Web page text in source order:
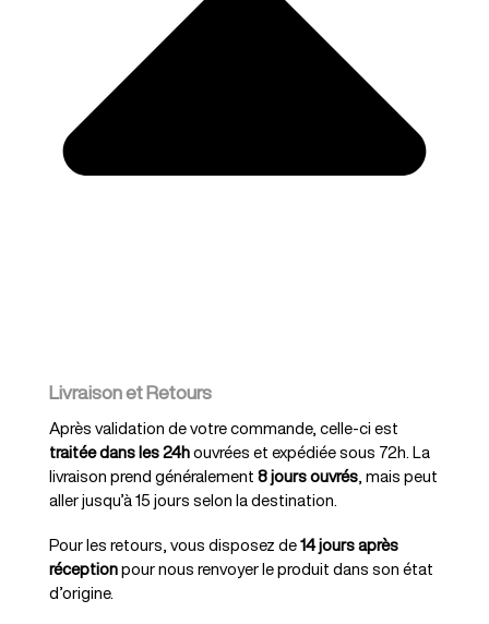
Livraison et Retours
Après validation de votre commande, celle-ci est
traitée dans les 24houvrées et expédiée sous 72h. La
livraison prend généralement8 jours ouvrés, mais peut
aller jusqu’à 15 jours selon la destination.
Pour les retours, vous disposez de14 jours après
réceptionpour nous renvoyer le produit dans son état
d’origine.